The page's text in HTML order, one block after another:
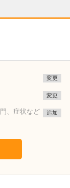
変更
変更
、症状など
追加